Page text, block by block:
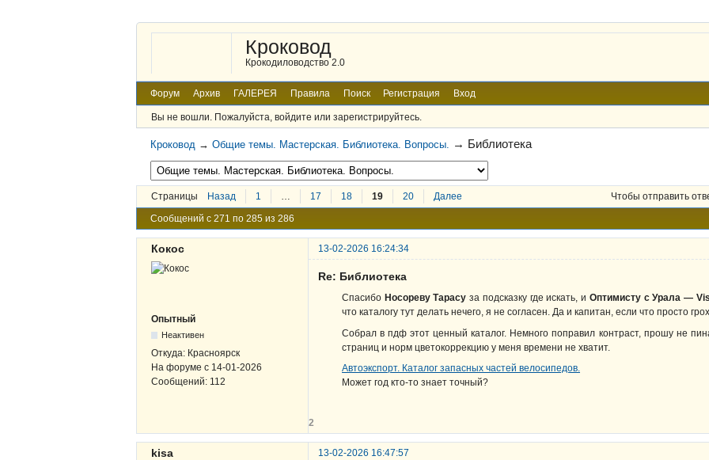
Кроковод
Крокодиловодство 2.0
Форум Архив ГАЛЕРЕЯ Правила Поиск Регистрация Вход
Вы не вошли. Пожалуйста, войдите или зарегистрируйтесь.
Кроковод →Общие темы. Мастерская. Библиотека. Вопросы. → Библиотека
Страницы Назад 1 … 17 18 19 20 Далее
Чтобы отправить
Сообщений с 271 по 285 из 286
Кокос 13-02-2026 16:24:34
Опытный
Неактивен
Откуда: Красноярск
На форуме с 14-01-2026
Сообщений: 112
Re: Библиотека
Спасибо Носореву Тарасу за подсказку где искать, и Оптимисту с Урала —
что каталогу тут делать нечего, я не согласен. Да и капитан, если что просто
Собрал в пдф этот ценный каталог. Немного поправил контраст, прошу не
страниц и норм цветокоррекцию у меня времени не хватит.
Автоэкспорт. Каталог запасных частей велосипедов.
Может год кто-то знает точный?
2
kisa 13-02-2026 16:47:57